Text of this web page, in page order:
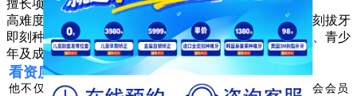
擅长项目
高难度数字化微创无痛种植、全口无牙颌种植修复、即刻拔牙
即刻种植、口腔种植自体骨移植、各种复杂牙种植修复、青少
年及成年人隐形矫正、各种错颌畸形矫正
看资质、学历
他不仅是尔睦口腔种植科带头人（院长）、国际植牙医学会会员